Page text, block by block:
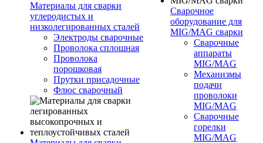
Материалы для сварки
углеродистых и
низколегированных сталей
Электроды сварочные
Проволока сплошная
Проволока
порошковая
Прутки присадочные
Флюс сварочный
Сварочное
оборудование для
MIG/MAG сварки
Сварочные
аппараты
MIG/MAG
Механизмы
подачи
проволоки
MIG/MAG
Сварочные
горелки
MIG/MAG